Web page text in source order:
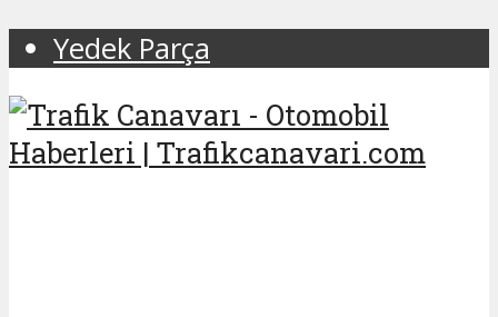
Yedek Parça